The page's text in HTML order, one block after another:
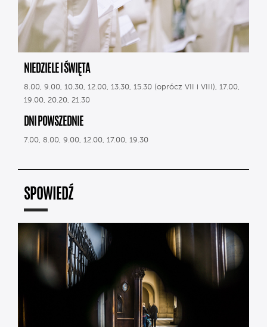
NIEDZIELE I ŚWIĘTA
8.00, 9.00, 10.30, 12.00, 13.30, 15.30 (oprócz VII i VIII), 17.00,
19.00, 20.20, 21.30
DNI POWSZEDNIE
7.00, 8.00, 9.00, 12.00, 17.00, 19.30
SPOWIEDŹ